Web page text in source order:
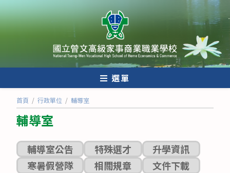
跳
轉
至
內
選單
輔導室
首頁 / 行政單位 / 輔導室
輔導室公告 特殊選才
升學資訊
寒暑假營隊
相關規章
文件下載